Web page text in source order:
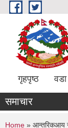
Skip to main content
गृहपृष्ठ
समाचार
Home » आन्तरिकआय